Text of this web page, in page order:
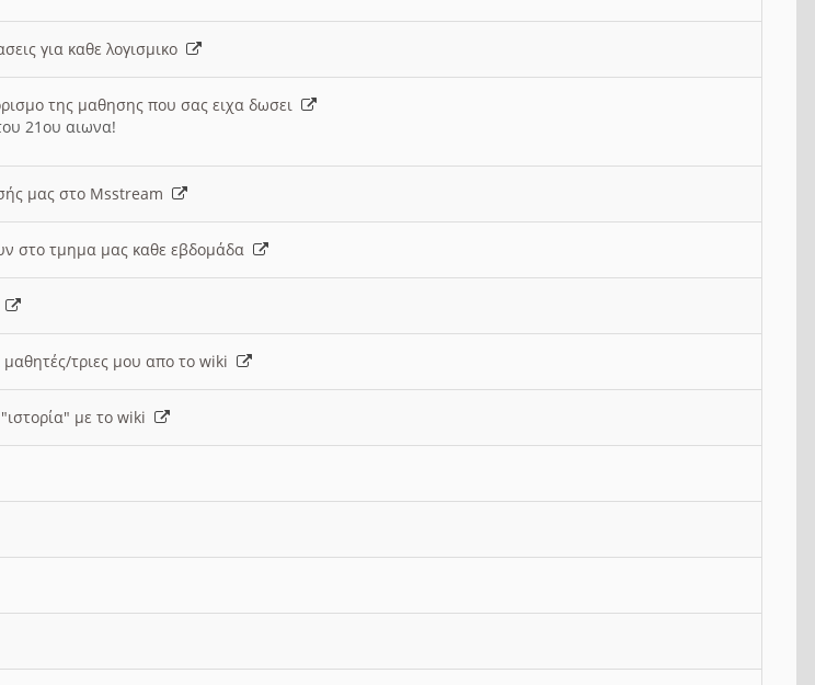
για καθε λογισμικο
της μαθησης που σας ειχα δωσει
21ου αιωνα!
μας στο Msstream
στο τμημα μας καθε εβδομάδα
μαθητές/τριες μου απο το wiki
"ιστορία" με το wiki